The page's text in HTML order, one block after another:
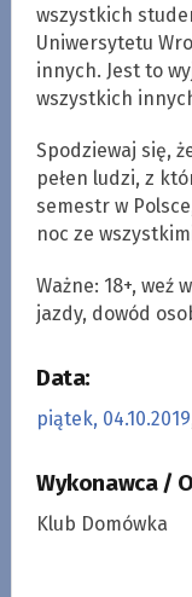
wszystkich
Uniwersytetu
innych. Jest to
wszystkich
Spodziewaj się,
pełen ludzi, z
semestr w
noc ze
Ważne: 18+, weź
jazdy, dowód
Data:
piątek, 04.10.2019
Wykonawca /
Klub Domówka